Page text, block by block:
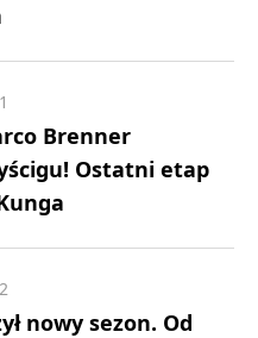
Brenner
Ostatni etap
nowy sezon. Od